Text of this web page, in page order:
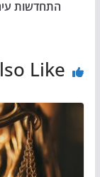
Like